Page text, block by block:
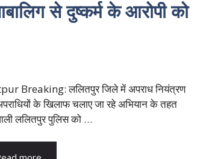
से दुष्कर्म के आरोपी को
Breaking: ललितपुर जिले में अपराध नियंत्रण
के खिलाफ चलाए जा रहे अभियान के तहत
ललितपुर पुलिस को …